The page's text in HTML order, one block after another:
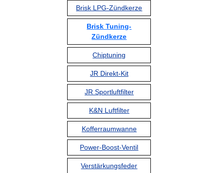
Brisk LPG-Zündkerze
Brisk Tuning-
Zündkerze
Chiptuning
JR Direkt-Kit
JR Sportluftfilter
K&N Luftfilter
Kofferraumwanne
Power-Boost-Ventil
Verstärkungsfeder